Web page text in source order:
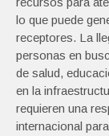
lo que puede
receptores. La
personas en
de salud,
en la
requieren una
internacional